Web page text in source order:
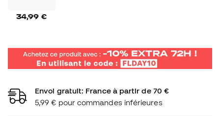
34,99 €
Envoi gratuit: France à partir de 70 €
5,99 € pour commandes inférieures